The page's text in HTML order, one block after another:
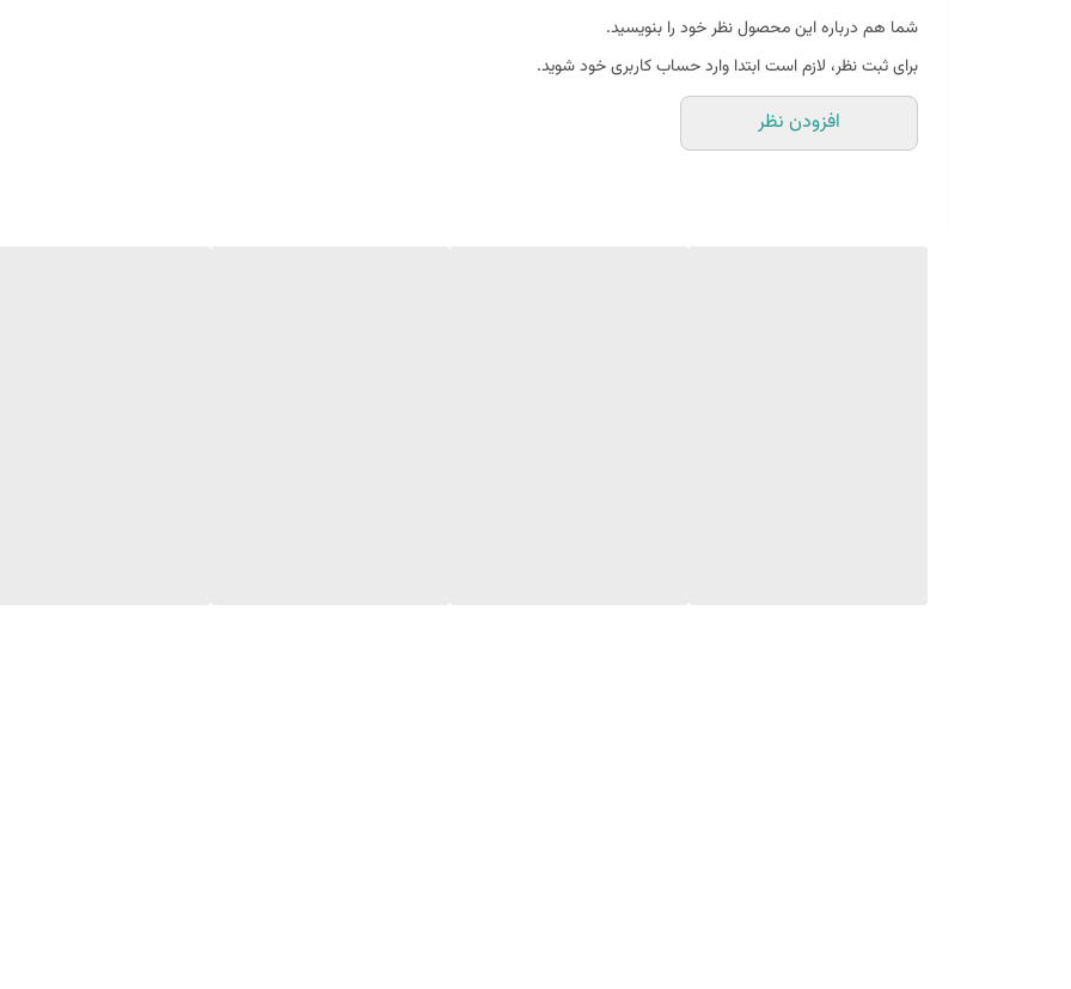
مشخصات و سایر توضیحات به صورت کاملاً اختصاصی متناسب با هویت برند شما درج خواهد شد.
چاپ اختصاصی پاکت زعفران در چهار سایز استاندارد بازار موجود است:
یک مثقالی (4تا 5گرم)
شما هم درباره این محصول نظر خود را بنویسید.
برای ثبت نظر، لازم است ابتدا وارد حساب کاربری خود شوید.
افزودن نظر